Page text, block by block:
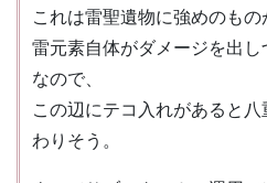
これは雷聖遺物に強めのもの
雷元素自体がダメージを出
なので、
この辺にテコ入れがあると
わりそう。